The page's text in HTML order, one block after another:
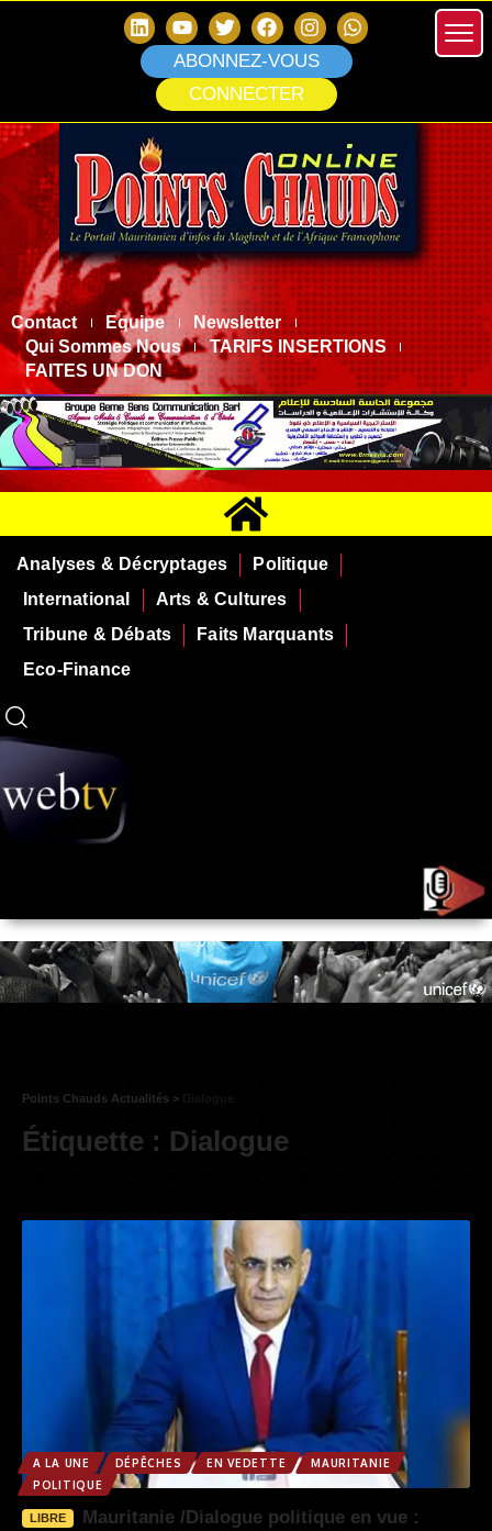
ABONNEZ-VOUS
CONNECTER
Contact Equipe
Newsletter
Qui Sommes Nous
TARIFS INSERTIONS
FAITES UN DON
Analyses & Décryptages
Politique
International
Arts & Cultures
Tribune & Débats
Faits Marquants
Eco-Finance
Points Chauds Actualités >
Étiquette : Dialogue
A LA UNE DÉPÊCHES EN VEDETTE
MAURITANIE
POLITIQUE
LIBRE
Mauritanie /Dialogue politique en vue :